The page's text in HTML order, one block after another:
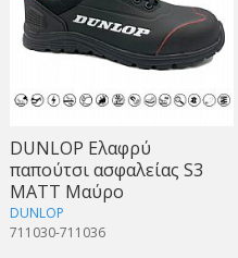
DUNLOP Ελαφρύ
παπούτσι ασφαλείας S3
ΜΑΤΤ Μαύρο
DUNLOP
711030-711036